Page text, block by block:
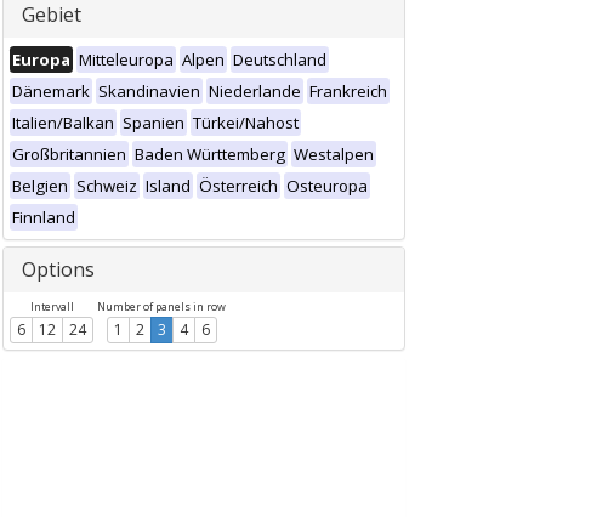
Gebiet
Europa Mitteleuropa Alpen Deutschland
Dänemark Skandinavien Niederlande Frankreich
Italien/Balkan Spanien Türkei/Nahost
Großbritannien Baden Württemberg Westalpen
Belgien Schweiz Island Österreich Osteuropa
Finnland
Options
Intervall
6 12 24
Number of panels in row
1 2 3 4 6